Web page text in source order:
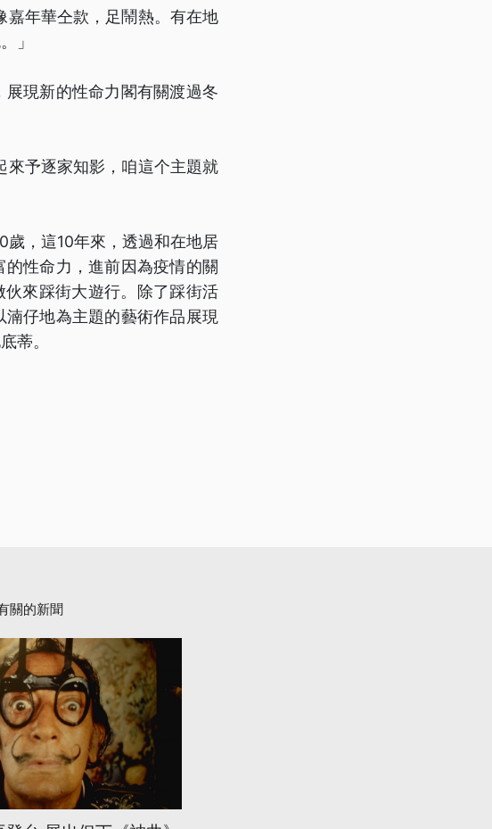
嘉年華仝款，足鬧熱。有在地
」
現新的性命力閣有關渡過冬
來予逐家知影，咱這个主題就
，這10年來，透過和在地居
性命力，進前因為疫情的關
來踩街大遊行。除了踩街活
仔地為主題的藝術作品展現
蒂。
關的新聞